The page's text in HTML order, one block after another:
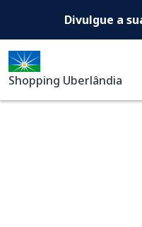
Shopping
Divulgue a
Shopping Uberlândia